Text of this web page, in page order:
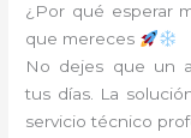
¿Por qué esperar
que mereces
No dejes que un
tus días. La
servicio técnico